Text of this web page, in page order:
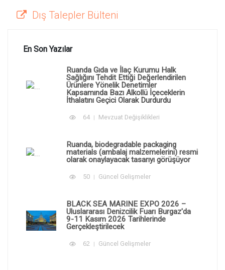
Dış Talepler Bülteni
En Son Yazılar
Ruanda Gıda ve İlaç Kurumu Halk
Sağlığını Tehdit Ettiği Değerlendirilen
Ürünlere Yönelik Denetimler
Kapsamında Bazı Alkollü İçeceklerin
İthalatını Geçici Olarak Durdurdu
64 Mevzuat Değişiklikleri
Ruanda, biodegradable packaging
materials (ambalaj malzemelerini) resmi
olarak onaylayacak tasarıyı görüşüyor
50 Güncel Gelişmeler
BLACK SEA MARINE EXPO 2026 –
Uluslararası Denizcilik Fuarı Burgaz'da
9-11 Kasım 2026 Tarihlerinde
Gerçekleştirilecek
62 Güncel Gelişmeler